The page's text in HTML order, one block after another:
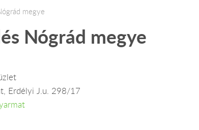
megye
Nógrád megye
Erdélyi J.u. 298/17